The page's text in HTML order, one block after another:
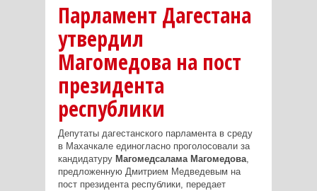
Парламент Дагестана
утвердил
Магомедова на пост
президента
республики
Депутаты дагестанского парламента в среду
в Махачкале единогласно проголосовали за
кандидатуру Магомедсалама Магомедова,
предложенную Дмитрием Медведевым на
пост президента республики, передает